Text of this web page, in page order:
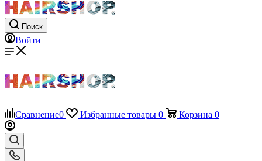
Поиск
Войти
Сравнение0 Избранные товары 0 Корзина 0